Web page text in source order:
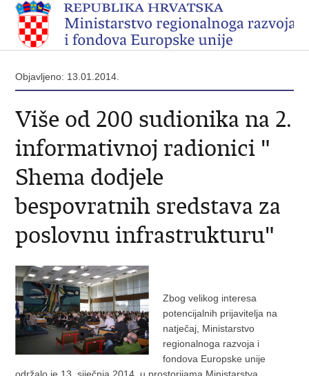
Objavljeno: 13.01.2014.
Više od 200 sudionika na 2.
informativnoj radionici "
Shema dodjele
bespovratnih sredstava za
poslovnu infrastrukturu"
Zbog velikog interesa
potencijalnih prijavitelja na
natječaj, Ministarstvo
regionalnoga razvoja i
fondova Europske unije